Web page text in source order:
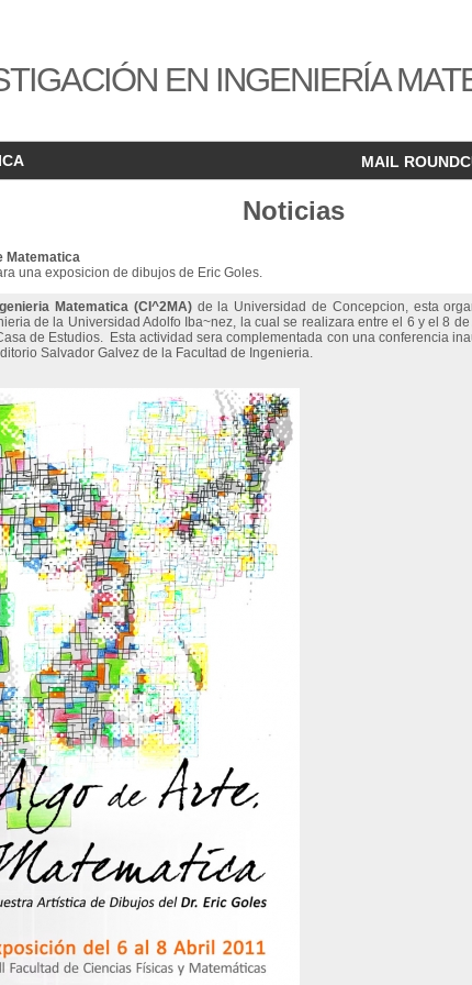
EN INGENIERÍA
MAIL
Noticias
Matematica
una exposicion de dibujos de Eric Goles.
Matematica (CI^2MA)de la Universidad de Concepcion, esta
de la Universidad Adolfo Iba~nez, la cual se realizara entre el 6 y el 8
de Estudios. Esta actividad sera complementada con una conferencia
Salvador Galvez de la Facultad de Ingenieria.